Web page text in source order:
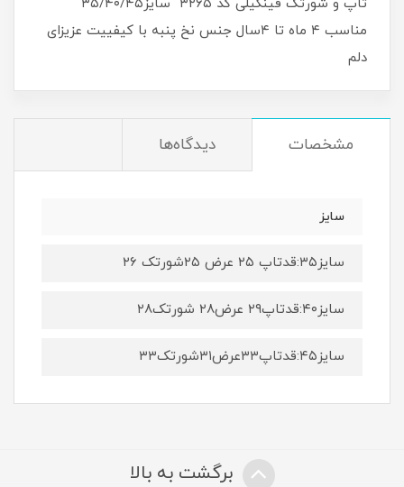
مناسب ۴ ماه تا ۴سال جنس نخ پنبه با کیفییت عزیزای
دلم
مشخصات دیدگاه‌ها
سایز
سایز۳۵:قدتاپ ۲۵ عرض ۲۵شورتک ۲۶
سایز۴۰:قدتاپ۲۹ عرض۲۸ شورتک۲۸
سایز۴۵:قدتاپ۳۳عرض۳۱شورتک۳۳
برگشت به بالا